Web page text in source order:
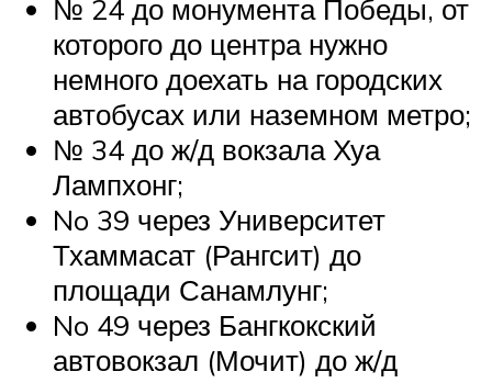
№ 24 до монумента Победы, от
которого до центра нужно
немного доехать на городских
автобусах или наземном метро;
№ 34 до ж/д вокзала Хуа
Лампхонг;
No 39 через Университет
Тхаммасат (Рангсит) до
площади Санамлунг;
No 49 через Бангкокский
автовокзал (Мочит) до ж/д